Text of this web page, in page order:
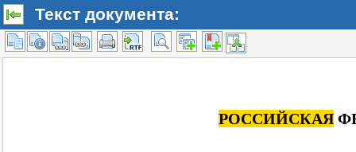
Текст документа: